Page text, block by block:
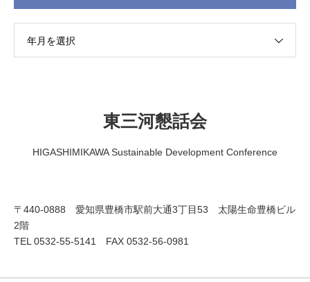
年月を選択
東三河懇話会
HIGASHIMIKAWA Sustainable Development Conference
〒440-0888 愛知県豊橋市駅前大通3丁目53 太陽生命豊橋ビル
2階
TEL 0532-55-5141 FAX 0532-56-0981